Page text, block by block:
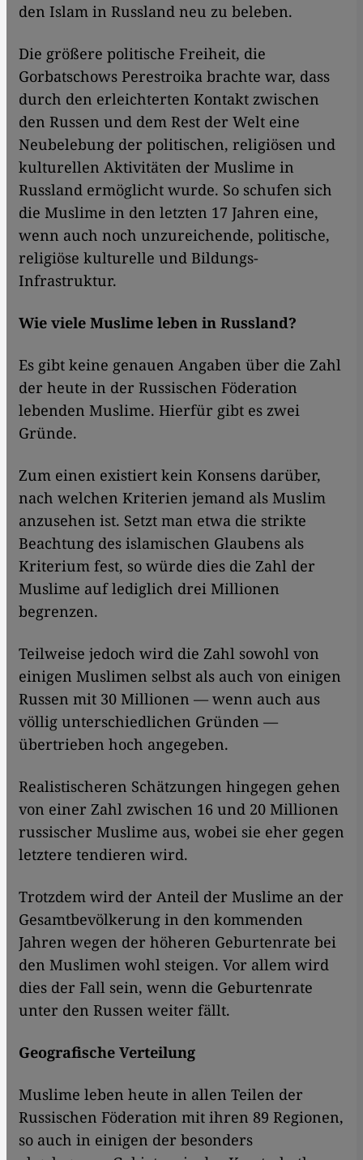
den Islam in Russland neu zu beleben.
Die größere politische Freiheit, die
Gorbatschows Perestroika brachte war, dass
durch den erleichterten Kontakt zwischen
den Russen und dem Rest der Welt eine
Neubelebung der politischen, religiösen und
kulturellen Aktivitäten der Muslime in
Russland ermöglicht wurde. So schufen sich
die Muslime in den letzten 17 Jahren eine,
wenn auch noch unzureichende, politische,
religiöse kulturelle und Bildungs-
Infrastruktur.
Wie viele Muslime leben in Russland?
Es gibt keine genauen Angaben über die Zahl
der heute in der Russischen Föderation
lebenden Muslime. Hierfür gibt es zwei
Gründe.
Zum einen existiert kein Konsens darüber,
nach welchen Kriterien jemand als Muslim
anzusehen ist. Setzt man etwa die strikte
Beachtung des islamischen Glaubens als
Kriterium fest, so würde dies die Zahl der
Muslime auf lediglich drei Millionen
begrenzen.
Teilweise jedoch wird die Zahl sowohl von
einigen Muslimen selbst als auch von einigen
Russen mit 30 Millionen — wenn auch aus
völlig unterschiedlichen Gründen —
übertrieben hoch angegeben.
Realistischeren Schätzungen hingegen gehen
von einer Zahl zwischen 16 und 20 Millionen
russischer Muslime aus, wobei sie eher gegen
letztere tendieren wird.
Trotzdem wird der Anteil der Muslime an der
Gesamtbevölkerung in den kommenden
Jahren wegen der höheren Geburtenrate bei
den Muslimen wohl steigen. Vor allem wird
dies der Fall sein, wenn die Geburtenrate
unter den Russen weiter fällt.
Geografische Verteilung
Muslime leben heute in allen Teilen der
Russischen Föderation mit ihren 89 Regionen,
so auch in einigen der besonders